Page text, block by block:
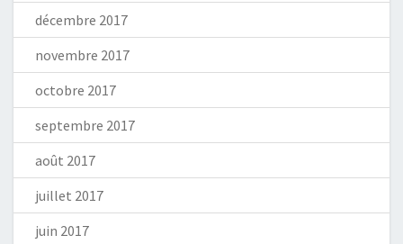
décembre 2017
novembre 2017
octobre 2017
septembre 2017
août 2017
juillet 2017
juin 2017